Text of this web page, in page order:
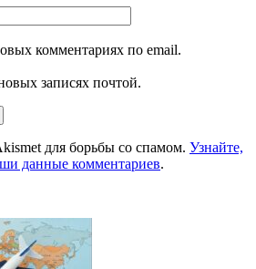
комментариях по email.
записях почтой.
для борьбы со спамом. Узнайте,
данные комментариев.